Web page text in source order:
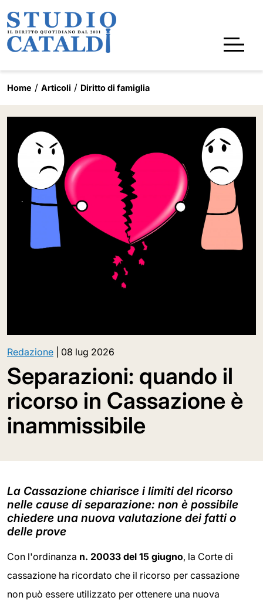
Home Articoli Diritto di famiglia
Redazione 08 lug 2026
Separazioni: quando il
ricorso in Cassazione è
inammissibile
La Cassazione chiarisce i limiti del ricorso
nelle cause di separazione: non è possibile
chiedere una nuova valutazione dei fatti o
delle prove
Con l'ordinanza n. 20033 del 15 giugno, la Corte di
cassazione ha ricordato che il ricorso per cassazione
non può essere utilizzato per ottenere una nuova